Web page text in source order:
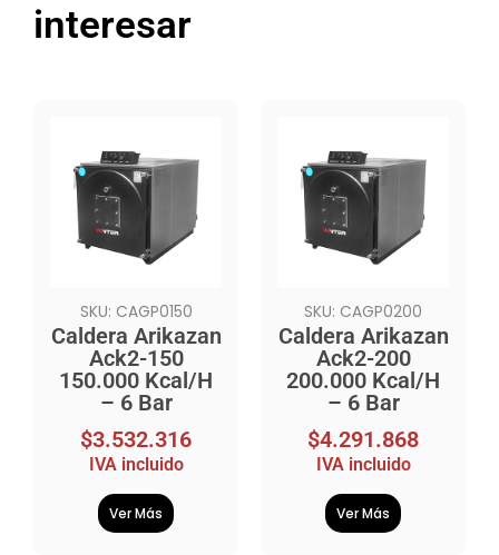
interesar
SKU: CAGP0150
Caldera Arikazan
Ack2-150
150.000 Kcal/H
– 6 Bar
$3.532.316
IVA incluido
Ver Más
SKU: CAGP0200
Caldera Arikazan
Ack2-200
200.000 Kcal/H
– 6 Bar
$4.291.868
IVA incluido
Ver Más